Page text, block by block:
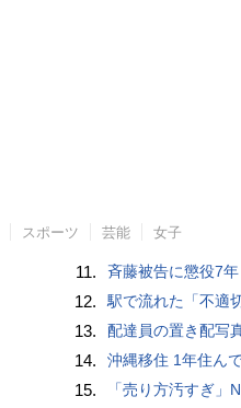
スポーツ 芸能 女子
11. 斉藤被告に懲役7
12. 駅で流れた「不適
13. 配達員の置き配写
14. 沖縄移住 1年住ん
15. 「売り方汚すぎ」